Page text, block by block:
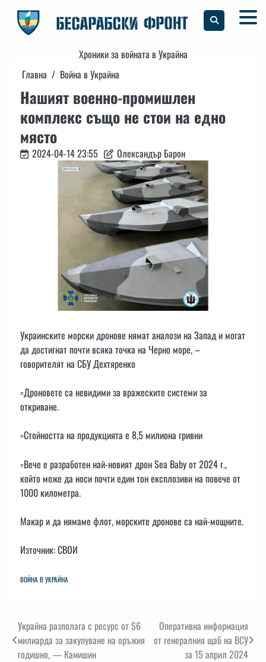
content
Хроники за войната в Украйна
Главна
Война в Украйна
Нашият военно-промишлен
комплекс също не стои на едно
място
2024-04-14 23:55 Олександър Барон
Украинските морски дронове нямат аналози на Запад и могат
да достигнат почти всяка точка на Черно море, –
говорителят на СБУ Дехтяренко
▫️Дроновете са невидими за вражеските системи за
откриване.
▫️Стойността на продукцията е 8,5 милиона гривни
▫️Вече е разработен най-новият дрон Sea Baby от 2024 г.,
който може да носи почти един тон експлозиви на повече от
1000 километра.
Макар и да нямаме флот, морските дронове са най-мощните.
Източник: СВОИ
ВОЙНА В УКРАЙНА
Навигация
Украйна разполага с ресурс от $6
милиарда за закупуване на оръжия
годишно, — Камишин
Оперативна информация
от генералния щаб на ВСУ
за 15 април 2024